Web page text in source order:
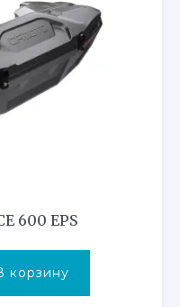
600 EPS
корзину